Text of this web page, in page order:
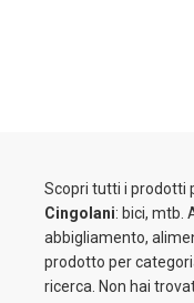
Scopri tutti i prodotti
Cingolani: bici, mtb.
abbigliamento,
prodotto per
ricerca. Non hai